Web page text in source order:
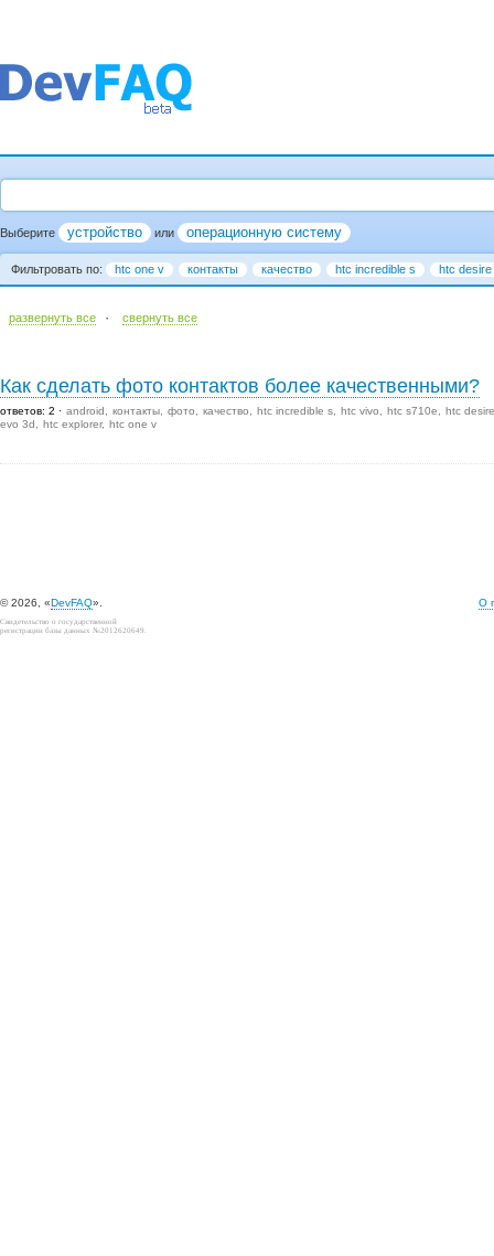
Выберите устройство или операционную систему
Фильтровать по: htc one v контакты качество htc incredible s htc desire
развернуть все · cвернуть все
Как сделать фото контактов более качественными?
ответов: 2 android контакты фото качество htc incredible s htc vivo htc s710e
htc
evo 3d
htc explorer htc one v
© 2026, «DevFAQ». О
Свидетельство о государственной
регистрации базы данных №2012620649.